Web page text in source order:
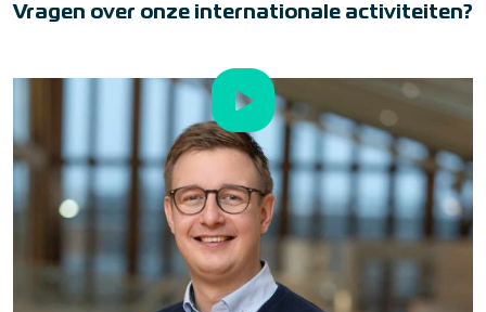
Vragen over onze internationale activiteiten?